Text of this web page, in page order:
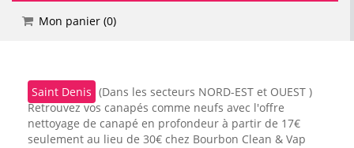
🔥 DEALS
💅 Beauté
🎯 Loisirs
Mon panier (0)
Saint Denis (Dans les secteurs NORD-EST et OUEST )
Retrouvez vos canapés comme neufs avec l'offre
nettoyage de canapé en profondeur à partir de 17€
seulement au lieu de 30€ chez Bourbon Clean & Vap